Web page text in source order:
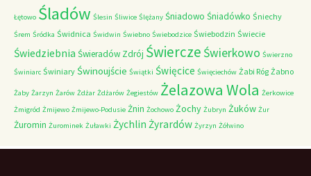
Łętowo Śladów Ślesin Śliwice Ślężany Śniadowo Śniadówko Śniechy
Śrem Śródka Świdnica Świdwin Świebno Świebodzice Świebodzin Świecie
Świedziebnia Świeradów Zdrój Świercze Świerkowo Świerzno
Świniarc Świniary Świnoujście Świątki Święcice Święciechów Żabi Róg Żabno
Żaby Żarzyn Żarów Żdżar Żdżarów Żegiestów Żelazowa Wola Żerkowice
Żmigród Żmijewo Żmijewo-Podusie Żnin Żochowo Żochy Żubryn Żuków Żur
Żuromin Żurominek Żuławki Żychlin Żyrardów Żyrzyn Żółwino